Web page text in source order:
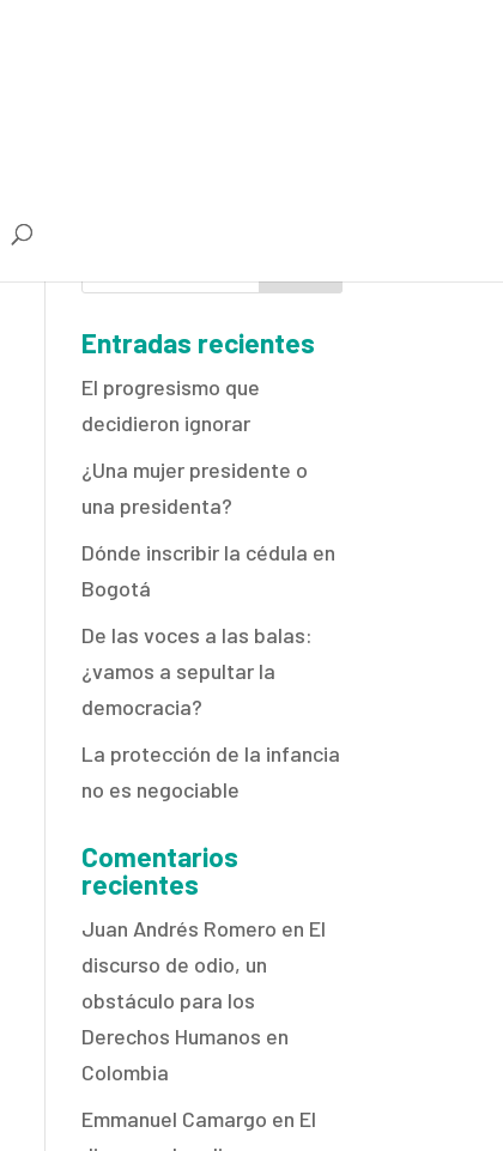
Entradas recientes
El progresismo que
decidieron ignorar
¿Una mujer presidente o
una presidenta?
Dónde inscribir la cédula en
Bogotá
De las voces a las balas:
¿vamos a sepultar la
democracia?
La protección de la infancia
no es negociable
Comentarios
recientes
Juan Andrés Romero en El
discurso de odio, un
obstáculo para los
Derechos Humanos en
Colombia
Emmanuel Camargo en El